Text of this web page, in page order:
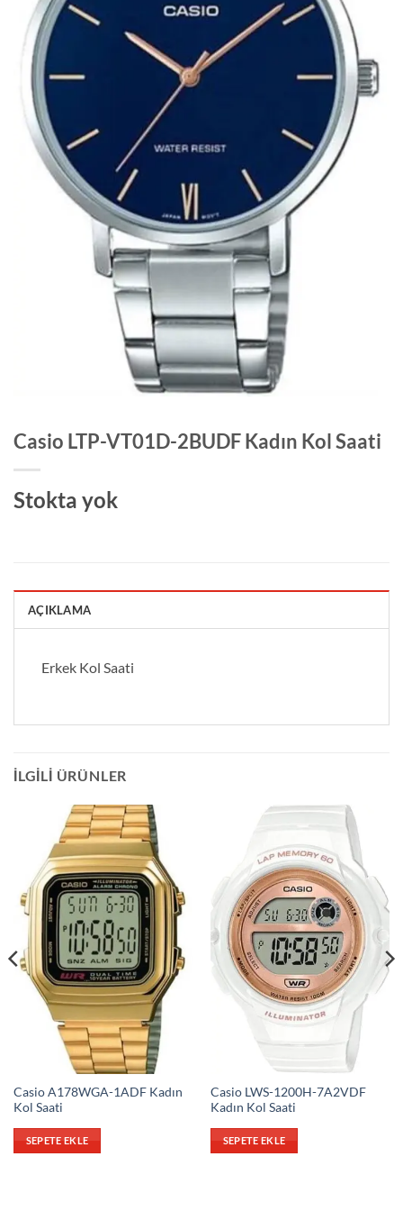
Casio LTP-VT01D-2BUDF Kadın Kol Saati
Stokta yok
AÇIKLAMA
Erkek Kol Saati
İLGILI ÜRÜNLER
Casio A178WGA-1ADF Kadın
Kol Saati
SEPETE EKLE
Casio LWS-1200H-7A2VDF
Kadın Kol Saati
SEPETE EKLE